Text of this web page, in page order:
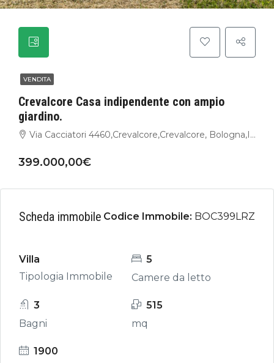
VENDITA
Crevalcore Casa indipendente con ampio
giardino.
Via Cacciatori 4460,Crevalcore,Crevalcore, Bologna,Italia
399.000,00€
Scheda immobile Codice Immobile: BOC399LRZ
Villa
Tipologia Immobile
5
Camere da letto
3
Bagni
515
mq
1900